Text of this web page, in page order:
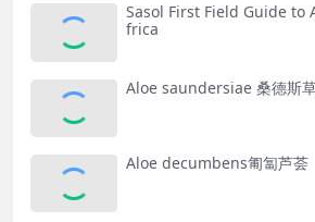
Sasol First Field Guide to
frica
Aloe saundersiae 桑德斯
Aloe decumbens匍匐芦荟